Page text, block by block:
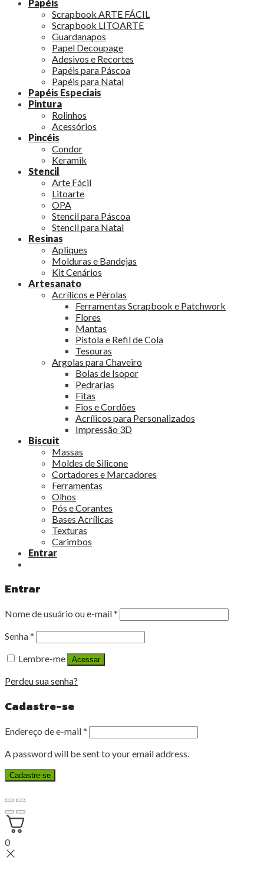
Papéis
Scrapbook ARTE FÁCIL
Scrapbook LITOARTE
Guardanapos
Papel Decoupage
Adesivos e Recortes
Papéis para Páscoa
Papéis para Natal
Papéis Especiais
Pintura
Rolinhos
Acessórios
Pincéis
Condor
Keramik
Stencil
Arte Fácil
Litoarte
OPA
Stencil para Páscoa
Stencil para Natal
Resinas
Apliques
Molduras e Bandejas
Kit Cenários
Artesanato
Acrílicos e Pérolas
Ferramentas Scrapbook e Patchwork
Flores
Mantas
Pistola e Refil de Cola
Tesouras
Argolas para Chaveiro
Bolas de Isopor
Pedrarias
Fitas
Fios e Cordões
Acrílicos para Personalizados
Impressão 3D
Biscuit
Massas
Moldes de Silicone
Cortadores e Marcadores
Ferramentas
Olhos
Pós e Corantes
Bases Acrílicas
Texturas
Carimbos
Entrar
Entrar
Nome de usuário ou e-mail*
Senha*
Lembre-me
Acessar
Perdeu sua senha?
Cadastre-se
Endereço de e-mail*
A password will be sent to your email address.
Cadastre-se
0